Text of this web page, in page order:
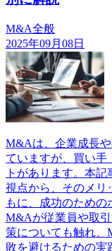
M&A全般
2025年09月08日
M&Aは、企業成長
ていますが、買い手
トがあります。本
視点から、そのメリ
もに、成功のための
M&Aが従業員や取
策についても触れ、
敗を避けるための実